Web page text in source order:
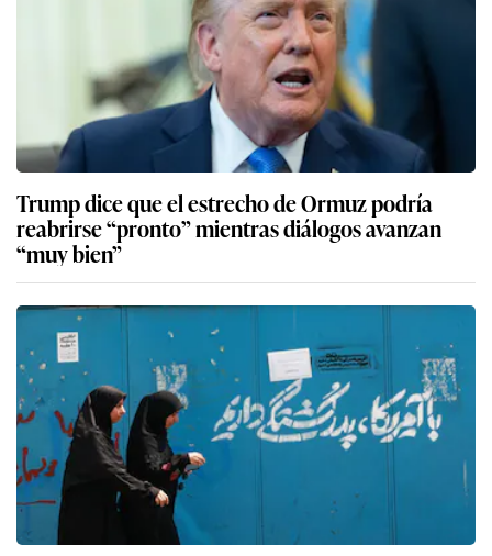
Trump dice que el estrecho de Ormuz podría
reabrirse “pronto” mientras diálogos avanzan
“muy bien”